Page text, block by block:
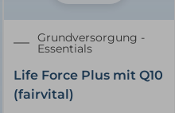
Grundversorgung -
Essentials
Life Force Plus mit Q10
(fairvital)
Ursprünglicher
Preis
war:
23,95 €
Aktueller
ist:
20,36 €.